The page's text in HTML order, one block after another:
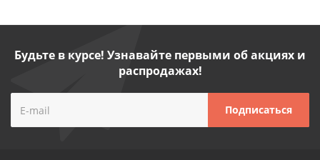
Будьте в курсе! Узнавайте первыми об акциях и
распродажах!